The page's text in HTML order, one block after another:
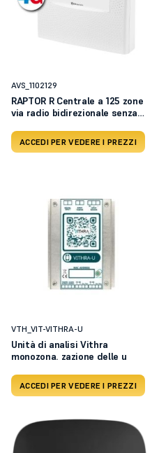
AVS_1102129
RAPTOR R Centrale a 125 zone
via radio bidirezionale senza
VacACCEDI PER VEDERE I PREZZI
VTH_VIT-VITHRA-U
Unità di analisi Vithra
monozona. zazione delle u
ACCEDI PER VEDERE I PREZZI